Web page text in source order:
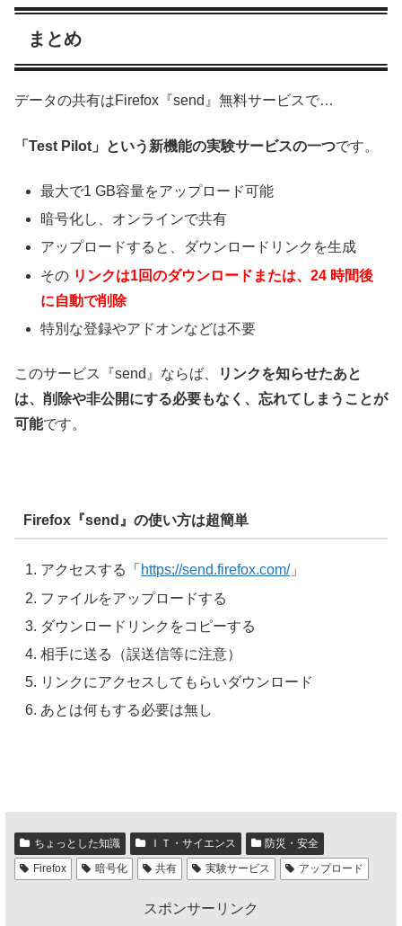
まとめ
データの共有はFirefox『send』無料サービスで…
「Test Pilot」という新機能の実験サービスの一つです。
最大で1 GB容量をアップロード可能
暗号化し、オンラインで共有
アップロードすると、ダウンロードリンクを生成
その リンクは1回のダウンロードまたは、24 時間後
に自動で削除
特別な登録やアドオンなどは不要
このサービス『send』ならば、
リンクを知らせたあと
は、削除や非公開にする必要もなく、忘れてしまうことが
可能です。
Firefox『send』の使い方は超簡単
アクセスする「 https://send.firefox.com/」
ファイルをアップロードする
ダウンロードリンクをコピーする
相手に送る（誤送信等に注意）
リンクにアクセスしてもらいダウンロード
あとは何もする必要は無し
ちょっとした知識 ＩＴ・サイエンス
防災・安全
Firefox
暗号化 共有 実験サービス アップロード
スポンサーリンク